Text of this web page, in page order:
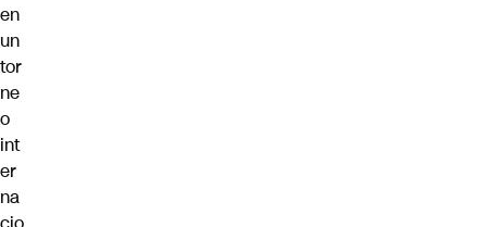
en
un
tor
ne
o
int
er
na